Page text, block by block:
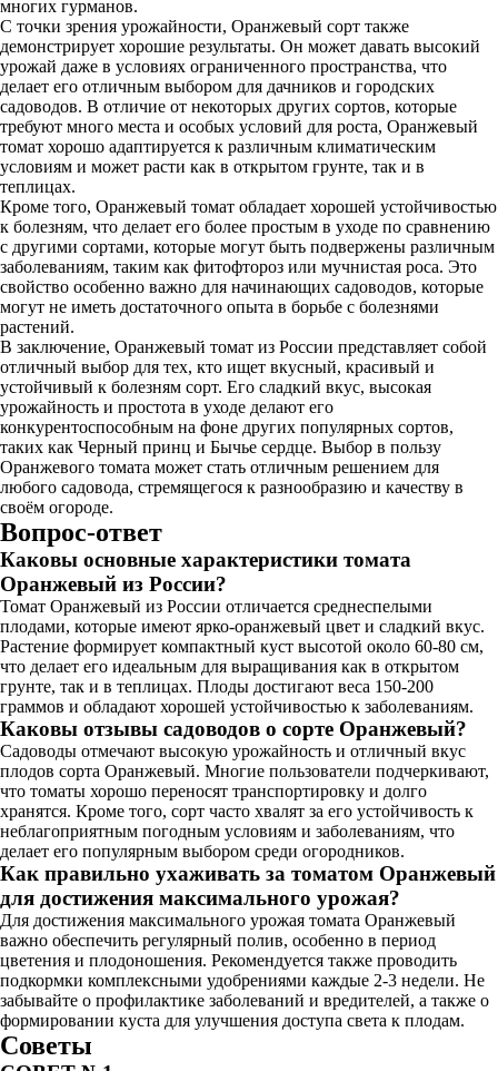
многих гурманов.
С точки зрения урожайности, Оранжевый сорт также
демонстрирует хорошие результаты. Он может давать высокий
урожай даже в условиях ограниченного пространства, что
делает его отличным выбором для дачников и городских
садоводов. В отличие от некоторых других сортов, которые
требуют много места и особых условий для роста, Оранжевый
томат хорошо адаптируется к различным климатическим
условиям и может расти как в открытом грунте, так и в
теплицах.
Кроме того, Оранжевый томат обладает хорошей устойчивостью
к болезням, что делает его более простым в уходе по сравнению
с другими сортами, которые могут быть подвержены различным
заболеваниям, таким как фитофтороз или мучнистая роса. Это
свойство особенно важно для начинающих садоводов, которые
могут не иметь достаточного опыта в борьбе с болезнями
растений.
В заключение, Оранжевый томат из России представляет собой
отличный выбор для тех, кто ищет вкусный, красивый и
устойчивый к болезням сорт. Его сладкий вкус, высокая
урожайность и простота в уходе делают его
конкурентоспособным на фоне других популярных сортов,
таких как Черный принц и Бычье сердце. Выбор в пользу
Оранжевого томата может стать отличным решением для
любого садовода, стремящегося к разнообразию и качеству в
своём огороде.
Вопрос-ответ
Каковы основные характеристики томата
Оранжевый из России?
Томат Оранжевый из России отличается среднеспелыми
плодами, которые имеют ярко-оранжевый цвет и сладкий вкус.
Растение формирует компактный куст высотой около 60-80 см,
что делает его идеальным для выращивания как в открытом
грунте, так и в теплицах. Плоды достигают веса 150-200
граммов и обладают хорошей устойчивостью к заболеваниям.
Каковы отзывы садоводов о сорте Оранжевый?
Садоводы отмечают высокую урожайность и отличный вкус
плодов сорта Оранжевый. Многие пользователи подчеркивают,
что томаты хорошо переносят транспортировку и долго
хранятся. Кроме того, сорт часто хвалят за его устойчивость к
неблагоприятным погодным условиям и заболеваниям, что
делает его популярным выбором среди огородников.
Как правильно ухаживать за томатом Оранжевый
для достижения максимального урожая?
Для достижения максимального урожая томата Оранжевый
важно обеспечить регулярный полив, особенно в период
цветения и плодоношения. Рекомендуется также проводить
подкормки комплексными удобрениями каждые 2-3 недели. Не
забывайте о профилактике заболеваний и вредителей, а также о
формировании куста для улучшения доступа света к плодам.
Советы